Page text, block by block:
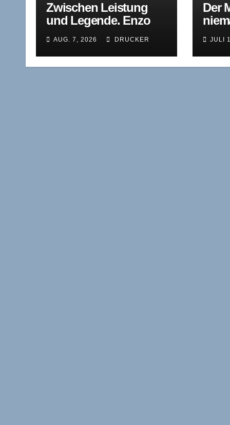
Zwischen Leistung
und Legende. Enzo
Unternehmer
zwischen
AUG. 7, 2026 DRUCKER
Der
das
JULI